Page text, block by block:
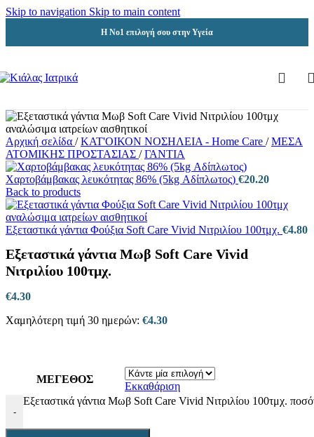
Skip to navigation Skip to main content
Η Νο1 επιλογή σου στην Υγεία
Αρχική σελίδα / ΚΑΤ'ΟΙΚΟΝ ΝΟΣΗΛΕΙΑ - Home Care / ΜΕΣΑ
ΑΤΟΜΙΚΗΣ ΠΡΟΣΤΑΣΙΑΣ / ΓΑΝΤΙΑ
Χαρτοβάμβακας λευκότητας 86% (5kg Αδίπλωτος) €20.20
Back to products
Εξεταστικά γάντια Φούξια Soft Care Vivid Νιτριλίου 100τμχ. €4.80
Εξεταστικά γάντια Μωβ Soft Care Vivid
Νιτριλίου 100τμχ.
€4.30
Χαμηλότερη τιμή 30 ημερών: €4.30
ΜΕΓΕΘΟΣ
Εκκαθάριση
-
Εξεταστικά γάντια Μωβ Soft Care Vivid Νιτριλίου 100τμχ.